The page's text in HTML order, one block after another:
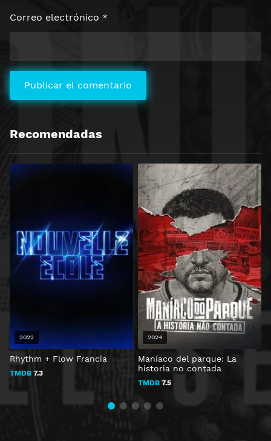
Correo electrónico *
Recomendadas
Rhythm + Flow Francia
TMDB 7.3
2022
Maníaco del parque: La
historia no contada
TMDB 7.5
2024